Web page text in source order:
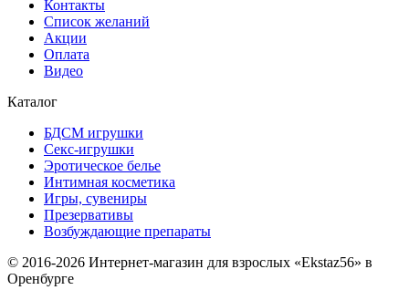
Контакты
Список желаний
Акции
Оплата
Видео
Каталог
БДСМ игрушки
Секс-игрушки
Эротическое белье
Интимная косметика
Игры, сувениры
Презервативы
Возбуждающие препараты
© 2016-2026 Интернет-магазин для взрослых «Ekstaz56» в
Оренбурге